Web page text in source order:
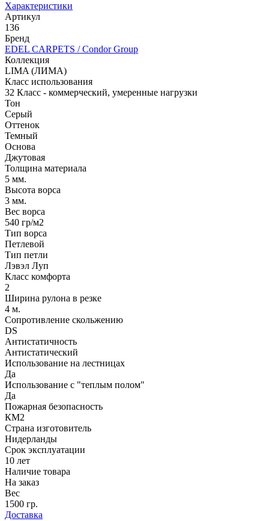
Характеристики
Артикул
136
Бренд
EDEL CARPETS / Condor Group
Коллекция
LIMA (ЛИМА)
Класс использования
32 Класс - коммерческий, умеренные нагрузки
Тон
Серый
Оттенок
Темный
Основа
Джутовая
Толщина материала
5 мм.
Высота ворса
3 мм.
Вес ворса
540 гр/м2
Тип ворса
Петлевой
Тип петли
Лэвэл Луп
Класс комфорта
2
Ширина рулона в резке
4 м.
Сопротивление скольжению
DS
Антистатичность
Антистатический
Использование на лестницах
Да
Использование с "теплым полом"
Да
Пожарная безопасность
КМ2
Страна изготовитель
Нидерланды
Срок эксплуатации
10 лет
Наличие товара
На заказ
Вес
1500 гр.
Доставка